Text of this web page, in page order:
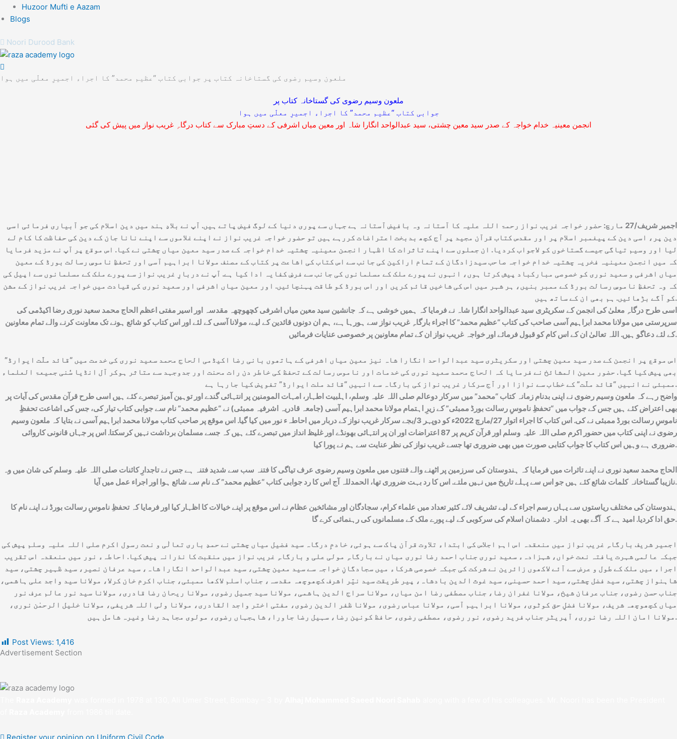
Huzoor Mufti e Aazam
Blogs
Noori Durood Bank
ملعون وسیم رضوی کی گستاخانہ کتاب پر جوابی کتاب “عظیم محمد” کا اجراء اجمیرِ معلّی میں ہوا
ملعون وسیم رضوی کی گستاخانہ کتاب پر
جوابی کتاب “عظیم محمد” کا اجراء اجمیرِ معلّی میں ہوا
انجمن معینیہ خدام خواجہ کے صدر سید معین چشتی، سید عبدالواحد انگارا شاہ اور معین میاں اشرفی کے دستِ مبارک سے کتاب درگاہِ غریب نواز میں پیش کی گئی
اجمیر شریف/27 مارچ: حضور خواجہ غریب نواز رحمۃ اللہ علیہ کا آستانہ وہ بافیض آستانہ ہے جہاں سے پوری دنیا کے لوگ فیض پاتے ہیں. آپ نے بلادِ ہند میں دین اسلام کی جو آبیاری فرمائی اسی
دین پر، اسی دین کے پیغمبر اسلام پر اور مقدس کتاب قرآن مجید پر آج کچھ بدبخت اعتراضات کررہے ہیں تو حضور خواجہ غریب نواز نے اپنے غلاموں سے اپنے نانا جان کے دین کی حفاظت کا کام لے
لیا اور وسیم تیاگی جیسے گستاخوں کو لاجواب کردیا. ان جملوں سے اپنے تاثرات کا اظہار انجمن معینیہ چشتیہ خدام خواجہ کے صدر سید معین میاں چشتی نے کیا. اس موقع پر آپ نے مزید فرمایا
کہ میں انجمن معینیہ فخریہ چشتیہ خدام خواجہ صاحب سیدزادگان کے تمام اراکین کی جانب سے اس کتاب کی اشاعت پر کتاب کے مصنف مولانا ابراہیم آسی اور تحفظِ ناموسِ رسالت بورڈ کے معین
میاں اشرفی و سعید نوری کو خصوصی مبارکباد پیش کرتا ہوں، انہوں نے پورے ملک کے مسلمانوں کی جانب سے فرضِ کفایہ ادا کیا ہے. آپ نے دربارِ غریب نواز سے پورے ملک کے مسلمانوں سے اپیل کی
کہ وہ تحفظِ ناموسِ رسالت بورڈ کے ممبر بنیں، ہر شہر میں اس کی شاخیں قائم کریں اور اس بورڈ کو طاقت پہنچائیں. اور معین میاں اشرفی اور سعید نوری کی قیادت میں خواجہ غریب نواز کے مشن
کو آگے بڑھائیں. ہم بھی ان کے ساتھ ہیں.
اسی طرح درگاہِ معلیٰ کی انجمن کے سکریٹری سید عبدالواحد انگارا شاہ نے فرمایا کہ ہمیں خوشی ہے کہ جانشین سید معین میاں اشرفی کچھوچھہ مقدسہ اور اسیر مفتی اعظم الحاج محمد سعید نوری رضا اکیڈمی کی
سرپرستی میں مولانا محمد ابراہیم آسی صاحب کی کتاب “عظیم محمد” کا اجراء بارگاہِ غریب نواز سے ہورہا ہے، ہم ان دونوں قائدین کے لیے، مولانا آسی کے لئے اور اس کتاب کو شائع ہونے تک معاونت کرنے والے تمام معاونین
کے لئے دعاگو ہیں. اللہ تعالیٰ ان کے اس کام کو قبول فرمائے اور خواجہ غریب نواز ان کے تمام معاونین پر خصوصی عنایات فرمائیں.
اس موقع پر انجمن کے صدر سید معین چشتی اور سکریٹری سید عبدالواحد انگارا شاہ نیز معین میاں اشرفی کے ہاتھوں بانی رضا اکیڈمی الحاج محمد سعید نوری کی خدمت میں “قائد ملّت ایوارڈ”
بھی پیش کیا گیا. حضور معین المشائخ نے فرمایا کہ الحاج محمد سعید نوری کی خدمات اور ناموس رسالت کے تحفظ کی خاطر دن رات محنت اور جدوجہد سے متاثر ہوکر آل انڈیا سُنی جمیعۃ العلماء
ممبئی نے انہیں “قائد ملّت” کے خطاب سے نوازا اور آج سرکار غریب نواز کی بارگاہ سے انہیں “قائد ملت ایوارڈ” تفویض کیا جارہا ہے.
واضح رہے کہ ملعون وسیم رضوی نے اپنی بدنام زمانہ کتاب “محمد” میں سرکار دوعالم صلی اللہ علیہ وسلم، اہلبیت اطہار، امہات المومنین پر انتہائی گندے اور توہین آمیز تبصرے کئے ہیں اسی طرح قرآن مقدس کی آیات پر
بھی اعتراض کئے ہیں جس کے جواب میں “تحفظِ ناموسِ رسالت بورڈ ممبئی” کے زیرِ اہتمام مولانا محمد ابراہیم آسی (جامعہ قادریہ اشرفیہ ممبئی) نے “عظیم محمد” نام سے جوابی کتاب تیار کی، جس کی اشاعت تحفظِ
ناموسِ رسالت بورڈ ممبئی نے کی. اس کتاب کا اجراء اتوار 27/مارچ 2022ء کو دوپہر 3/بجے سرکار غریب نواز کے دربار میں احاطہء نور میں کیا گیا. اس موقع پر صاحب کتاب مولانا محمد ابراہیم آسی نے بتایا کہ ملعون وسیم
رضوی نے اپنی کتاب میں حضور اکرم صلی اللہ علیہ وسلم اور قرآن کریم پر 87 اعتراضات اور ان پر انتہائی بھونڈے اور غلیظ انداز میں تبصرے کئے ہیں کہ جسے مسلمان برداشت نہیں کرسکتا. اس پر جہاں قانونی کاروائی
ضروری ہے وہیں اس کتاب کا جواب کتابی صورت میں بھی ضروری تھا جسے غریب نواز کی نظر عنایت سے ہم نے پورا کیا.
الحاج محمد سعید نوری نے اپنے تاثرات میں فرمایا کہ ہندوستان کی سرزمین پر اٹھنے والے فتنوں میں ملعون وسیم رضوی عرف تیاگی کا فتنہ سب سے شدید فتنہ ہے جس نے تاجدارِ کائنات صلی اللہ علیہ وسلم کی شان میں وہ
نازیبا گستاخانہ کلمات شائع کئے ہیں جو اس سے پہلے تاریخ میں نہیں ملتے. اس کا رد بہت ضروری تھا، الحمدللہ آج اس کا رد جوابی کتاب “عظیم محمد” کے نام سے شائع ہوا اور اجراء عمل میں آیا.
ہندوستان کی مختلف ریاستوں سے یہاں رسم اجراء کے لیے تشریف لائے کثیر تعداد میں علماء کرام، سجادگان اور مشائخین عظام نے اس موقع پر اپنے خیالات کا اظہار کیا اور فرمایا کہ تحفظِ ناموسِ رسالت بورڈ نے اپنے نام کا
حق ادا کردیا. امید ہے کہ آگے بھی یہ ادارہ دشمنان اسلام کی سرکوبی کے لیے پورے ملک کے مسلمانوں کی رہنمائی کرے گا.
اجمیر شریف بارگاہِ غریب نواز میں منعقدہ اس اہم اجلاس کی ابتداء تلاوت قرآن پاک سے ہوئی، خادمِ درگاہ سید فضیل میاں چشتی نے حمدِ باری تعالٰی و نعت رسول اکرم صلی اللہ علیہ وسلم پیش کی
جبکہ عالمی شہرت یافتہ نعت خواں، شہزادہء سعید نوری جناب احمد رضا نوری میاں نے بارگاہِ مولی علی و بارگاہِ غریب نواز میں منقبت کا نذرانہ پیش کیا. احاطہء نور میں منعقدہ اس تقریب
اجراء میں ملک کے طول و عرض سے آئے لاکھوں زائرین نے شرکت کی جبکہ خصوصی شرکاء میں سجادگانِ خواجہ سے سید معین چشتی، سید عبدالواحد انگارا شاہ، سید عرفان نصیر، سید ظہیر چشتی، سید
شاہنواز چشتی، سید فضل چشتی، سید احمد حسینی، سید غوث الدین بادشاہ، پیر طریقت سید نیّر اشرف کچھوچھہ مقدسہ، جناب اسلم لاکھا ممبئی، جناب اکرم خان کرلا، مولانا سید واجد علی ہاشمی،
جناب حسن رضوی، جناب عرفان شیخ، مولانا غفران رضا، جناب مصطفی رضا امن میاں، مولانا سراج الدین ہاشمی، مولانا سید جمیل رضوی، مولانا ریحان رضا قادری، مولانا سید نور عالم عرف نور
میاں کچھوچھہ شریف، مولانا فضلِ حق کوٹوی، مولانا ابراہیم آسی، مولانا عباس رضوی، مولانا ظفر الدین رضوی، مفتی اختر واجد القادری، مولانا ولی اللہ شریفی، مولانا خلیل الرحمٰن نوری،
مولانا امان اللہ رضا نوری، آپریٹر جناب فرید رضوی، نور رضوی، مصطفی رضوی، حافظ کونین رضا، سہیل رضا جاورا، شاہجہاں رضوی، مولوی مجاہد رضا وغیرہ شامل ہیں.
Post Views: 1,416
Advertisement Section